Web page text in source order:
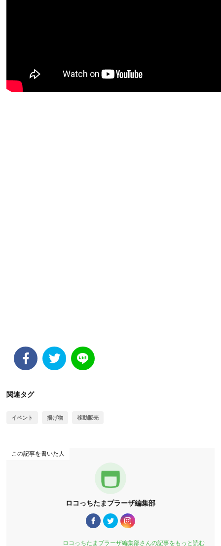
関連タグ
イベント 揚げ物 移動販売
この記事を書いた人
ロコっちたまプラーザ編集部
ロコっちたまプラーザ編集部さんの記事をもっと読む